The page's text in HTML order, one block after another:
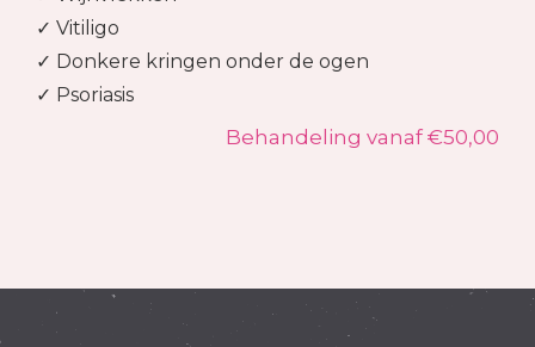
✓ Vitiligo
✓ Donkere kringen onder de ogen
✓ Psoriasis​
Behandeling vanaf €50,00